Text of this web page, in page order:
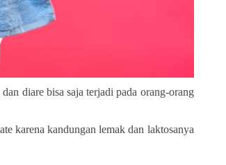
dan diare bisa saja terjadi pada orang-orang
karena kandungan lemak dan laktosanya